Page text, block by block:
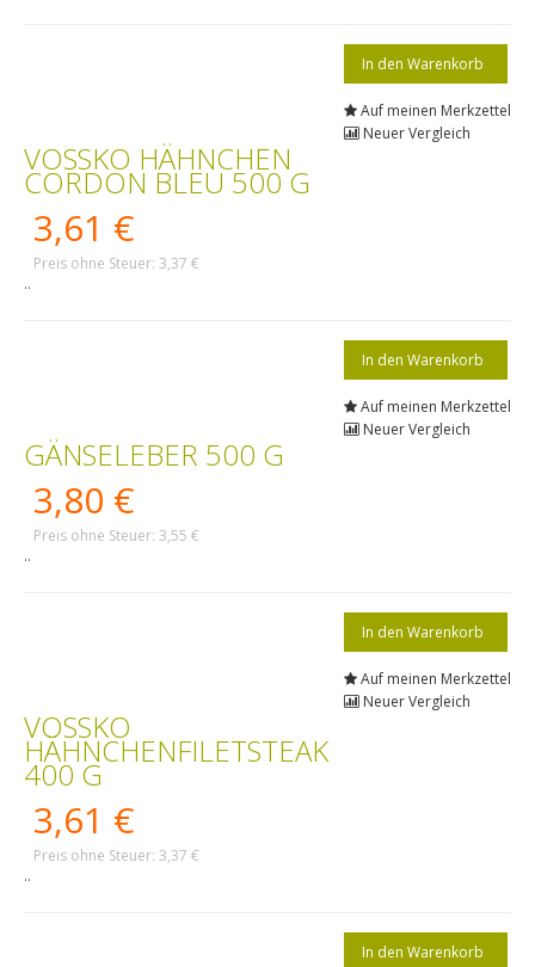
Auf meinen Merkzettel
Neuer Vergleich
VOSSKO HÄHNCHEN
CORDON BLEU 500 G
3,61 €
Preis ohne Steuer: 3,37 €
..
Auf meinen Merkzettel
Neuer Vergleich
GÄNSELEBER 500 G
3,80 €
Preis ohne Steuer: 3,55 €
..
Auf meinen Merkzettel
Neuer Vergleich
VOSSKO
HÄHNCHENFILETSTEAK
400 G
3,61 €
Preis ohne Steuer: 3,37 €
..